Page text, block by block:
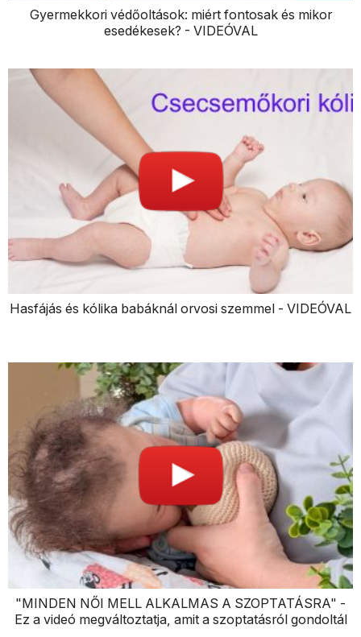
Gyermekkori védőoltások: miért fontosak és mikor
esedékesek? - VIDEÓVAL
Hasfájás és kólika babáknál orvosi szemmel - VIDEÓVAL
"MINDEN NŐI MELL ALKALMAS A SZOPTATÁSRA" -
Ez a videó megváltoztatja, amit a szoptatásról gondoltál